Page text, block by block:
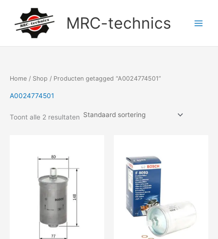
inhoud
MRC-technics
Home / Shop / Producten getagged “A0024774501”
A0024774501
Toont alle 2 resultaten